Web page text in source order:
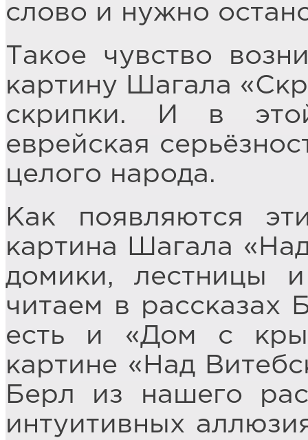
слово и нужно
Такое чувство
картину Шагала
скрипки. И в
еврейская
целого народа.
Как появляются
картина Шагала
домики, лестницы
читаем в рассказах
есть и «Дом с
картине «Над
Берл из нашего
интуитивных